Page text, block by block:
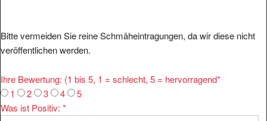
Bitte vermeiden Sie reine Schmäheintragungen, da wir diese nicht
veröffentlichen werden.
Ihre Bewertung: (1 bis 5, 1 = schlecht, 5 = hervorragend*
1
2 3 4
5
Was ist Positiv: *